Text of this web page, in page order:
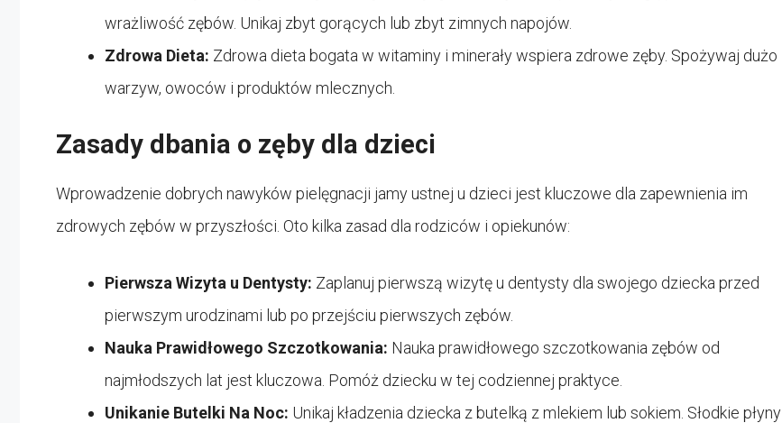
wrażliwość zębów. Unikaj zbyt gorących lub zbyt zimnych napojów.
Zdrowa Dieta: Zdrowa dieta bogata w witaminy i minerały wspiera zdrowe zęby. Spożywaj dużo
warzyw, owoców i produktów mlecznych.
Zasady dbania o zęby dla dzieci
Wprowadzenie dobrych nawyków pielęgnacji jamy ustnej u dzieci jest kluczowe dla zapewnienia im
zdrowych zębów w przyszłości. Oto kilka zasad dla rodziców i opiekunów:
Pierwsza Wizyta u Dentysty: Zaplanuj pierwszą wizytę u dentysty dla swojego dziecka przed
pierwszym urodzinami lub po przejściu pierwszych zębów.
Nauka Prawidłowego Szczotkowania: Nauka prawidłowego szczotkowania zębów od
najmłodszych lat jest kluczowa. Pomóż dziecku w tej codziennej praktyce.
Unikanie Butelki Na Noc: Unikaj kładzenia dziecka z butelką z mlekiem lub sokiem. Słodkie płyny